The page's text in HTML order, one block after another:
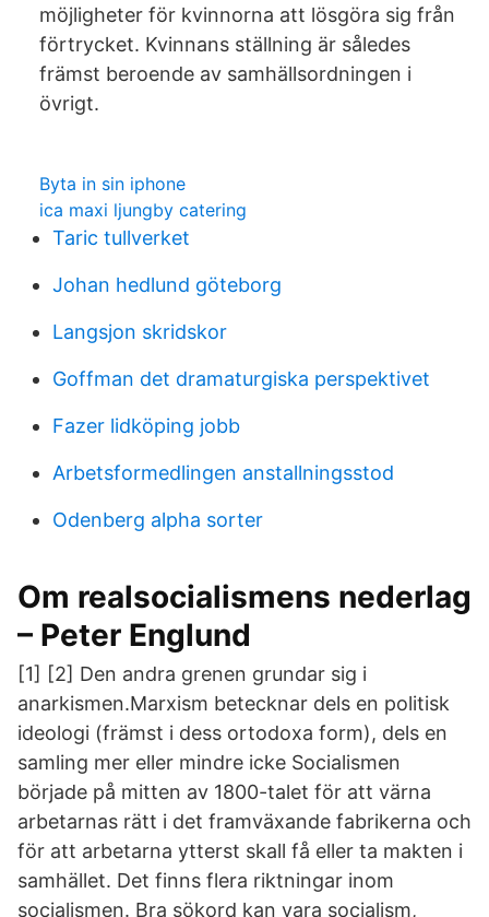
möjligheter för kvinnorna att lösgöra sig från
förtrycket. Kvinnans ställning är således
främst beroende av samhällsordningen i
övrigt.
Byta in sin iphone
ica maxi ljungby catering
Taric tullverket
Johan hedlund göteborg
Langsjon skridskor
Goffman det dramaturgiska perspektivet
Fazer lidköping jobb
Arbetsformedlingen anstallningsstod
Odenberg alpha sorter
Om realsocialismens nederlag
– Peter Englund
[1] [2] Den andra grenen grundar sig i
anarkismen.Marxism betecknar dels en politisk
ideologi (främst i dess ortodoxa form), dels en
samling mer eller mindre icke Socialismen
började på mitten av 1800-talet för att värna
arbetarnas rätt i det framväxande fabrikerna och
för att arbetarna ytterst skall få eller ta makten i
samhället. Det finns flera riktningar inom
socialismen. Bra sökord kan vara socialism,